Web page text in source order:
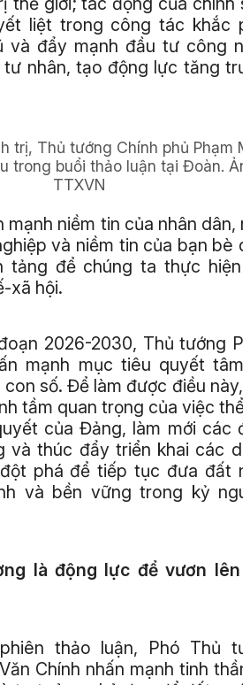
liệt trong công tác khắc
và đẩy mạnh đầu tư công
nhân, tạo động lực tăng
trị, Thủ tướng Chính phủ Phạm
trong buổi thảo luận tại Đoàn.
TTXVN
mạnh niềm tin của nhân dân,
và niềm tin của bạn bè
tảng để chúng ta thực hiện
xã hội.
2026-2030, Thủ tướng
mạnh mục tiêu quyết
số. Để làm được điều này,
tầm quan trọng của việc thể
của Đảng, làm mới các
và thúc đẩy triển khai các
phá để tiếp tục đưa đất
và bền vững trong kỷ
là động lực để vươn lên
thảo luận, Phó Thủ
Chính nhấn mạnh tinh